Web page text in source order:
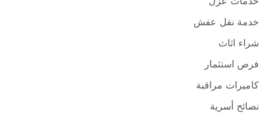
خدمة نقل عفش
شراء اثاث
فرص استثمار
كاميرات مراقبة
نصائح أسرية